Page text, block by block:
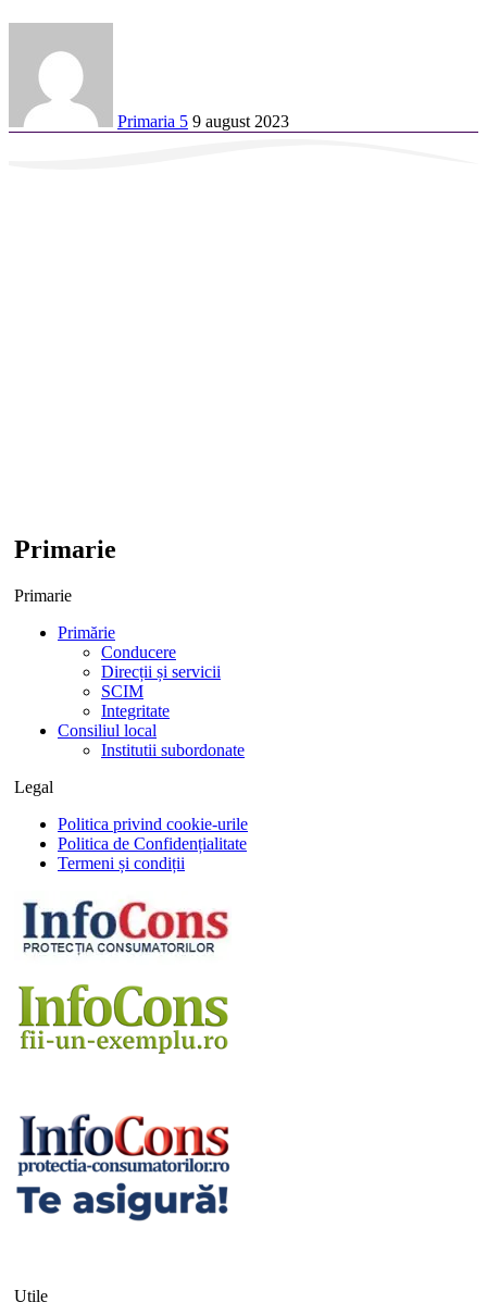
Primaria 5 9 august 2023
Primarie
Primarie
Primărie
Conducere
Direcții și servicii
SCIM
Integritate
Consiliul local
Institutii subordonate
Legal
Politica privind cookie-urile
Politica de Confidențialitate
Termeni și condiții
Utile